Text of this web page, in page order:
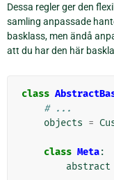
Dessa regler ger den
samling anpassade
basklass, men ändå
att du har den här
class
# ...
objects =
class Meta:
abstract